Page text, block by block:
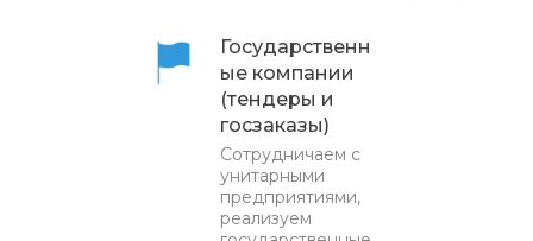
Государственн
ые компании
(тендеры и
госзаказы)
Сотрудничаем с
унитарными
предприятиями,
реализуем